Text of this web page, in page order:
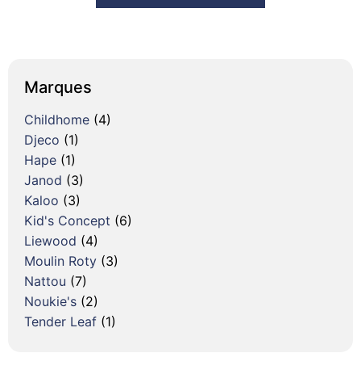
Marques
Childhome (4)
Djeco (1)
Hape (1)
Janod (3)
Kaloo (3)
Kid's Concept (6)
Liewood (4)
Moulin Roty (3)
Nattou (7)
Noukie's (2)
Tender Leaf (1)